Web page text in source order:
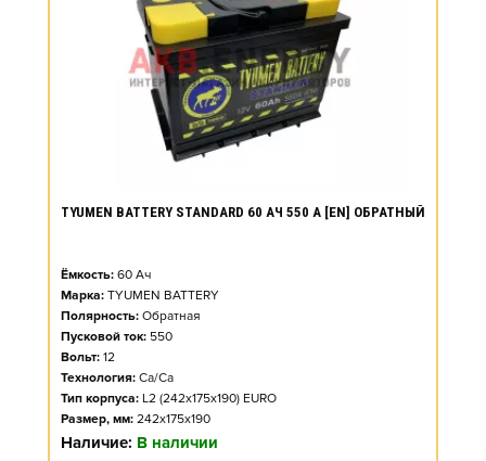
TYUMEN BATTERY STANDARD 60 АЧ 550 А [EN] ОБРАТНЫЙ
Ёмкость: 60 Ач
Марка: TYUMEN BATTERY
Полярность: Обратная
Пусковой ток: 550
Вольт: 12
Технология: Ca/Ca
Тип корпуса: L2 (242x175x190) EURO
Размер, мм: 242x175x190
Наличие: В наличии